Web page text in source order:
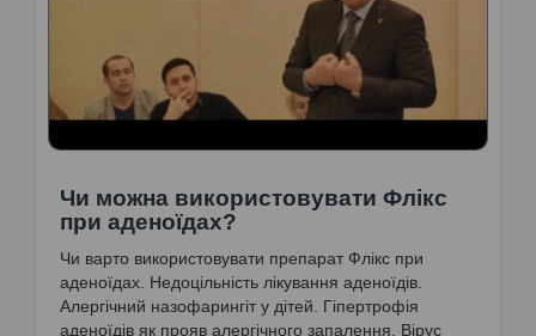
Чи можна використовувати Флікс
при аденоїдах?
Чи варто використовувати препарат Флікс при
аденоїдах. Недоцільність лікування аденоїдів.
Алергічний назофарингіт у дітей. Гіпертрофія
аденоїдів як прояв алергічного запалення. Вірус